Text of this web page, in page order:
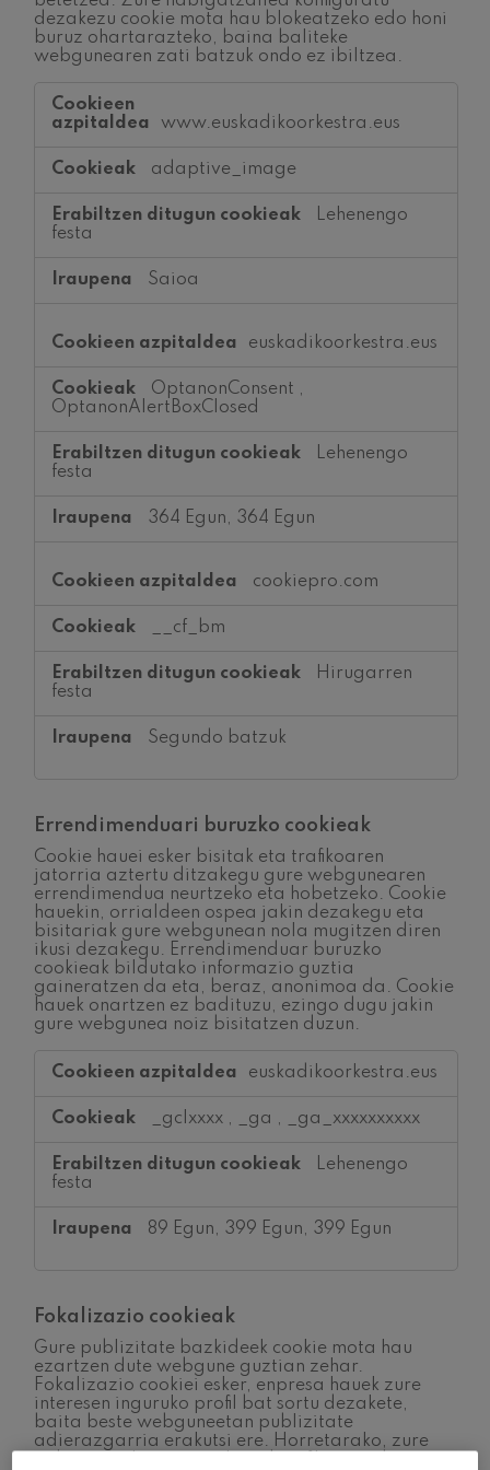
dezakezu cookie mota hau blokeatzeko edo honi
buruz ohartarazteko, baina baliteke
webgunearen zati batzuk ondo ez ibiltzea.
Ezinbesteko
cookieak
www.euskadikoorkestra.eus
adaptive_image
Lehenengo
festa
Saioa
euskadikoorkestra.eus
OptanonConsent ,
OptanonAlertBoxClosed
Lehenengo
festa
364 Egun, 364 Egun
cookiepro.com
__cf_bm
Hirugarren
festa
Segundo batzuk
Errendimenduari buruzko cookieak
Cookie hauei esker bisitak eta trafikoaren
jatorria aztertu ditzakegu gure webgunearen
errendimendua neurtzeko eta hobetzeko. Cookie
hauekin, orrialdeen ospea jakin dezakegu eta
bisitariak gure webgunean nola mugitzen diren
ikusi dezakegu. Errendimenduar buruzko
cookieak bildutako informazio guztia
gaineratzen da eta, beraz, anonimoa da. Cookie
hauek onartzen ez badituzu, ezingo dugu jakin
gure webgunea noiz bisitatzen duzun.
Errendimenduari
buruzko
euskadikoorkestra.eus
_gclxxxx , _ga , _ga_xxxxxxxxxx
Lehenengo
festa
89 Egun, 399 Egun, 399 Egun
Fokalizazio cookieak
Gure publizitate bazkideek cookie mota hau
ezartzen dute webgune guztian zehar.
Fokalizazio cookiei esker, enpresa hauek zure
interesen inguruko profil bat sortu dezakete,
baita beste webguneetan publizitate
adierazgarria erakutsi ere. Horretarako, zure